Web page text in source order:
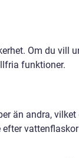
Om du vill
funktioner.
än andra, vilket